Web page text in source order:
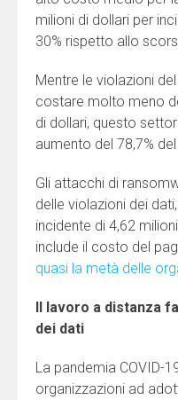
milioni di dollari per
30% rispetto allo
Mentre le violazioni
costare molto meno
di dollari, questo
aumento del 78,7%
Gli attacchi di
delle violazioni dei
incidente di 4,62
include il costo del
quasi la metà delle
Il lavoro a distanza
dei dati
La pandemia COVID-
organizzazioni ad